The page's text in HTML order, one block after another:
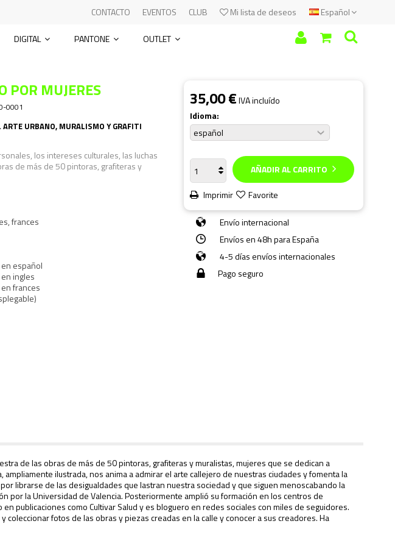
Español
Mi lista de deseos
CLUB
EVENTOS
CONTACTO
DIGITAL PANTONE OUTLET
POR MUJERES
0001
URBANO, MURALISMO Y GRAFITI
los intereses culturales, las luchas
de más de 50 pintoras, grafiteras y
frances
español
ingles
frances
35,00 €IVA incluído
Idioma:
AÑADIR AL CARRITO
Imprimir
Favorite
Envío internacional
Envíos en 48h para España
4-5 días envíos internacionales
Pago seguro
de las obras de más de 50 pintoras, grafiteras y muralistas, mujeres que se dedican a
ilustrada, nos anima a admirar el arte callejero de nuestras ciudades y fomenta la
librarse de las desigualdades que lastran nuestra sociedad y que siguen menoscabando la
por la Universidad de Valencia. Posteriormente amplió su formación en los centros de
en publicaciones comoCultivar Saludy es bloguero en redes sociales con miles de seguidores.
fotos de las obras y piezas creadas en la calle y conocer a sus creadores. Ha